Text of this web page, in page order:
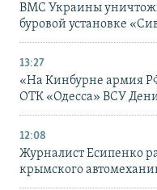
ВМС Украины
буровой установке
13:27
«На Кинбурне армия
ОТК «Одесса» ВСУ
12:08
Журналист Есипенко
крымского